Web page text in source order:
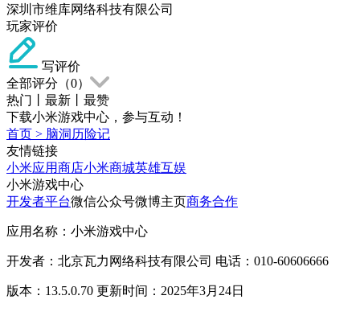
深圳市维库网络科技有限公司
玩家评价
写评价
全部评分（0）
热门
最新
最赞
下载小米游戏中心，参与互动！
首页 > 脑洞历险记
友情链接
小米应用商店小米商城英雄互娱
小米游戏中心
开发者平台微信公众号微博主页商务合作
应用名称：小米游戏中心
开发者：北京瓦力网络科技有限公司 电话：010-60606666
版本：13.5.0.70 更新时间：2025年3月24日